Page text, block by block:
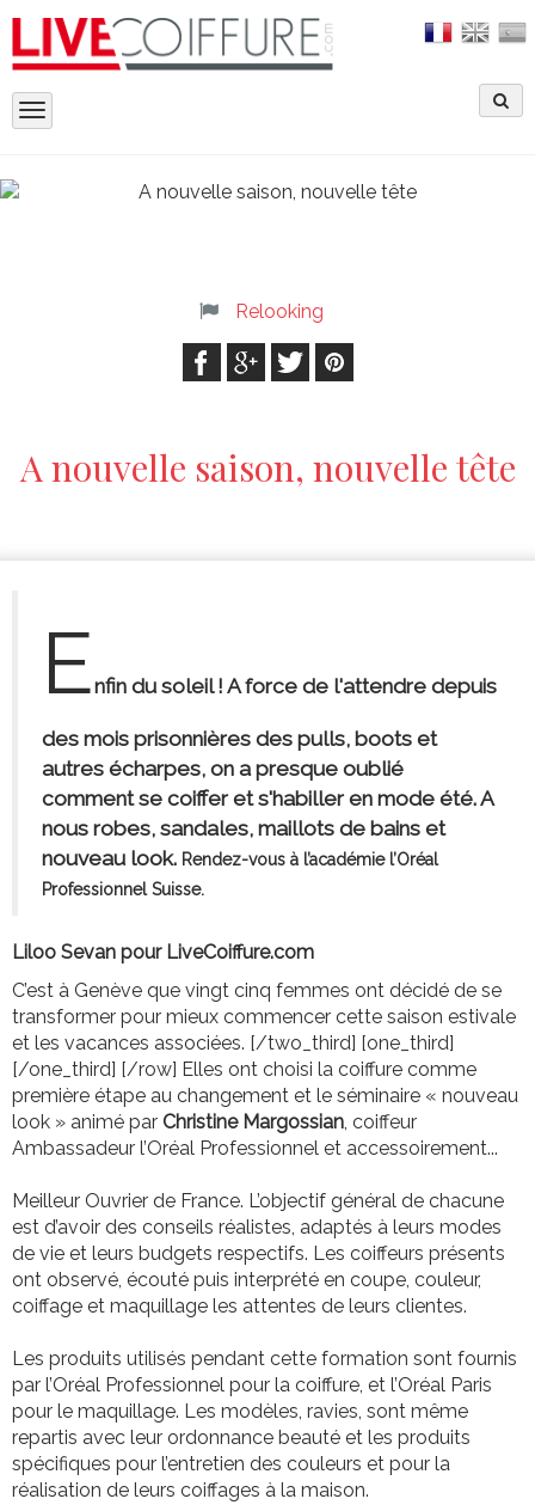
Toggle
Relooking
A nouvelle saison, nouvelle tête
Enfin du soleil ! A force de l'attendre depuis
des mois prisonnières des pulls, boots et
autres écharpes, on a presque oublié
comment se coiffer et s'habiller en mode été. A
nous robes, sandales, maillots de bains et
nouveau look. Rendez-vous à l’académie l’Oréal
Professionnel Suisse.
Liloo Sevan pour LiveCoiffure.com
C’est à Genève que vingt cinq femmes ont décidé de se
transformer pour mieux commencer cette saison estivale
et les vacances associées. [/two_third] [one_third]
[/one_third] [/row] Elles ont choisi la coiffure comme
première étape au changement et le séminaire « nouveau
look » animé par Christine Margossian, coiffeur
Ambassadeur l’Oréal Professionnel et accessoirement...
Meilleur Ouvrier de France. L’objectif général de chacune
est d’avoir des conseils réalistes, adaptés à leurs modes
de vie et leurs budgets respectifs. Les coiffeurs présents
ont observé, écouté puis interprété en coupe, couleur,
coiffage et maquillage les attentes de leurs clientes.
Les produits utilisés pendant cette formation sont fournis
par l’Oréal Professionnel pour la coiffure, et l’Oréal Paris
pour le maquillage. Les modèles, ravies, sont même
repartis avec leur ordonnance beauté et les produits
spécifiques pour l’entretien des couleurs et pour la
réalisation de leurs coiffages à la maison.